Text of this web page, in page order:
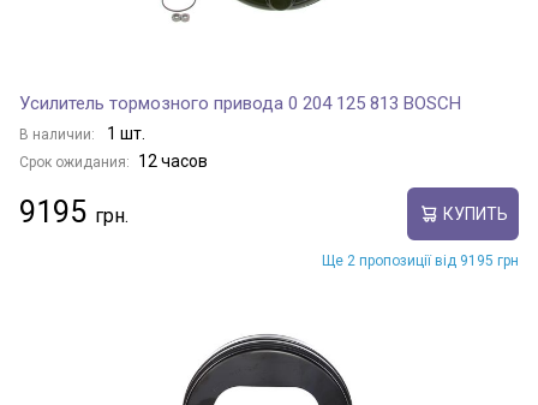
Усилитель тормозного привода 0 204 125 813 BOSCH
В наличии: 1 шт.
Срок ожидания: 12 часов
9195 КУПИТЬ
Ще 2 пропозиції від 9195 грн